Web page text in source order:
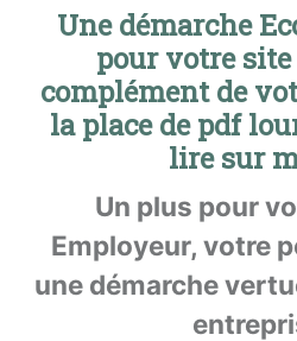
Une démarche
pour votre
complément de
la place de pdf
lire sur
Un plus pour
Employeur, votre
une démarche